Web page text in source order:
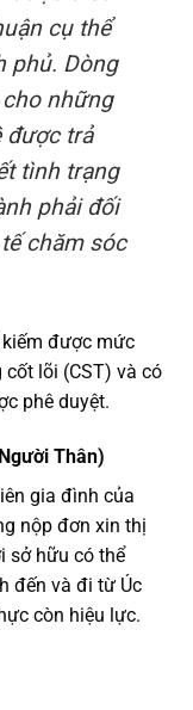
cụ thể
phủ. Dòng
những
được trả
tình trạng
phải đối
chăm sóc
được mức
lõi (CST) và có
phê duyệt.
Thân)
gia đình của
nộp đơn xin thị
sở hữu có thể
đến và đi từ Úc
còn hiệu lực.